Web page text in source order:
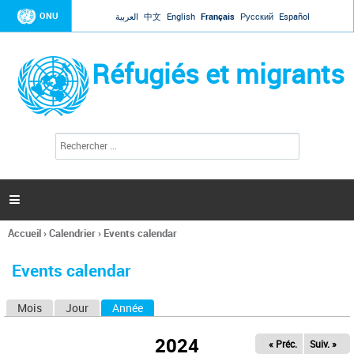
Jump to navigation
ONU العربية 中文 English Français Русский Español
Réfugiés et migrants
l
c
h
e

Vous
ici
Accueil›Calendrier› Events calendar
Events calendar
Mois Jour Année
2024 « Préc. Suiv. »